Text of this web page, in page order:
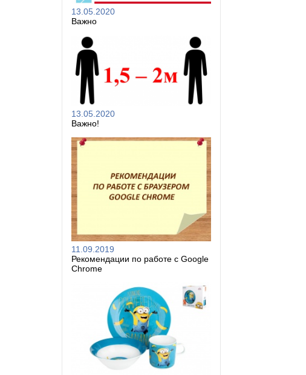
13.05.2020
Важно
13.05.2020
Важно!
11.09.2019
Рекомендации по работе с Google
Chrome